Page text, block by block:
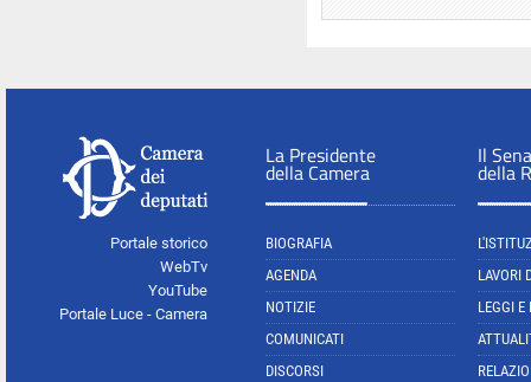
Portale storico
WebTv
YouTube
Portale Luce - Camera
La Presidente
della Camera
BIOGRAFIA
AGENDA
NOTIZIE
COMUNICATI
DISCORSI
Il
della
LAVORI
LEGGI E